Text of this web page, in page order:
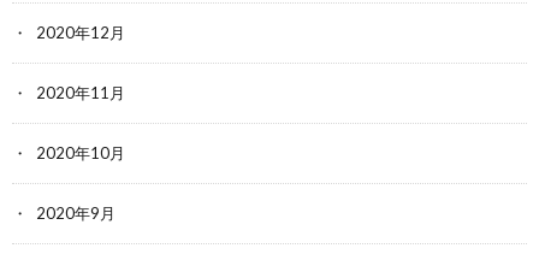
2020年12月
2020年11月
2020年10月
2020年9月